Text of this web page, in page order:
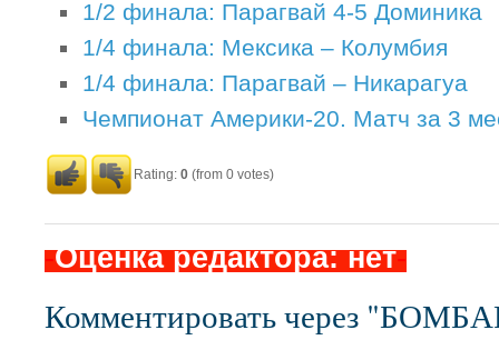
1/2 финала: Парагвай 4-5 Доминика
1/4 финала: Мексика – Колумбия
1/4 финала: Парагвай – Никарагуа
Чемпионат Америки-20. Матч за 3
Rating: 0 (from 0 votes)
-Оценка редактора: нет-
Комментировать через